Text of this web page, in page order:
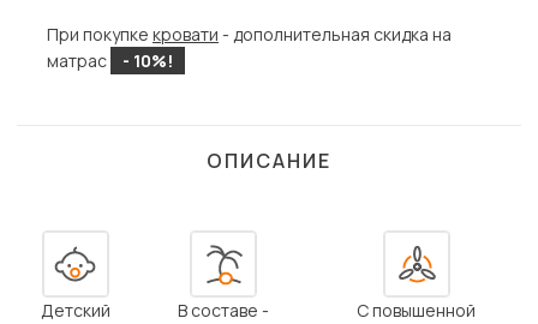
При покупке кровати - дополнительная скидка на
матрас
- 10%!
ОПИСАНИЕ
Детский
В составе -
С повышенной